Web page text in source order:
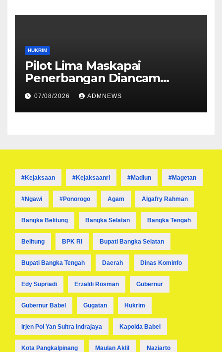
HUKRIM
Pilot Lima Maskapai
Penerbangan Diancam
Ditembak Mati OPM
07/08/2026 ADMNEWS
#kejaksaan #kejaksaanri #madiun #magetan
#ngawi #ponorogo Agam Algafry Rahman
Bangka Belitung Bangka Selatan Bangka Tengah
Belitung BPK RI Bupati Bangka Selatan
Bupati Bangka Tengah Daerah Dinas Kominfo
Edy Supriadi Erzaldi Rosman Gubernur
Gubernur Babel Gugatan Hukrim
Irjen Pol Yan Sultra Indrajaya Kapolda Babel
Kota Pangkalpinang Maulan Aklil Naziarto